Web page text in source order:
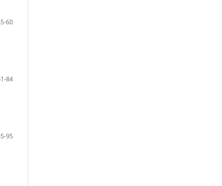
60
84
95